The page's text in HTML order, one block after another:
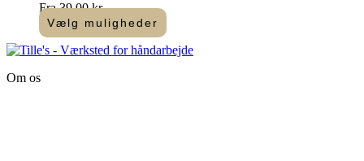
Fra39,00kr.
Vælg muligheder
Dette
vare
flere
Om os